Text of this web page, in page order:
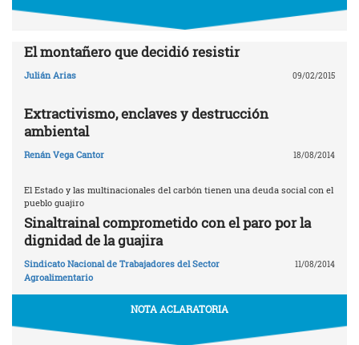
El montañero que decidió resistir
Julián Arias 09/02/2015
Extractivismo, enclaves y destrucción
ambiental
Renán Vega Cantor 18/08/2014
El Estado y las multinacionales del carbón tienen una deuda social con el
pueblo guajiro
Sinaltrainal comprometido con el paro por la
dignidad de la guajira
Sindicato Nacional de Trabajadores del Sector
Agroalimentario
11/08/2014
NOTA ACLARATORIA